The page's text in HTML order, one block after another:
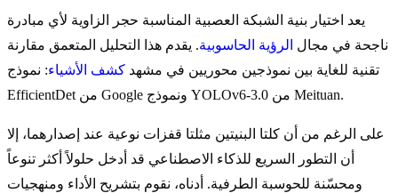
يعد اختيار بنية الشبكة العصبية المناسبة حجر الزاوية لأي مبادرة
ناجحة في مجال الرؤية الحاسوبية. يقدم هذا التحليل المتعمق مقارنة
تقنية للغاية بين نموذجين محوريين في مشهد كشف الأشياء: نموذج
EfficientDet من Google ونموذج YOLOv6-3.0 من Meituan.
على الرغم من أن كلتا البنيتين مثلتا قفزات نوعية عند إصدارهما، إلا
أن التطور السريع للذكاء الاصطناعي قد أدخل حلولاً أكثر تنوعاً
ومحسّنة للحوسبة الطرفية. أدناه، نقوم بتشريح الأداء ومنهجيات